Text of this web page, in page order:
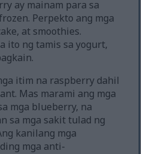
ay mainam para sa
Perpekto ang mga
at smoothies.
ito ng tamis sa yogurt,
itim na raspberry dahil
Mas marami ang mga
mga blueberry, na
sa mga sakit tulad ng
kanilang mga
mga anti-